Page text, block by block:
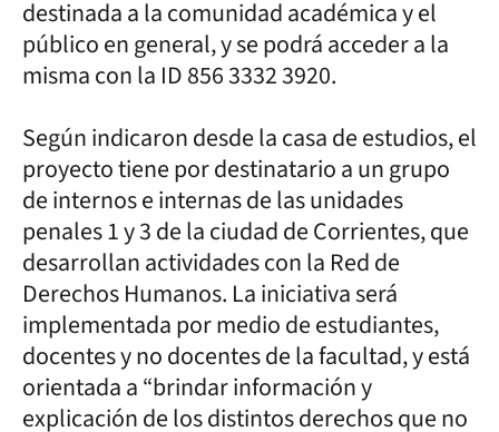
destinada a la comunidad académica y el
público en general, y se podrá acceder a la
misma con la ID 856 3332 3920.
Según indicaron desde la casa de estudios, el
proyecto tiene por destinatario a un grupo
de internos e internas de las unidades
penales 1 y 3 de la ciudad de Corrientes, que
desarrollan actividades con la Red de
Derechos Humanos. La iniciativa será
implementada por medio de estudiantes,
docentes y no docentes de la facultad, y está
orientada a “brindar información y
explicación de los distintos derechos que no